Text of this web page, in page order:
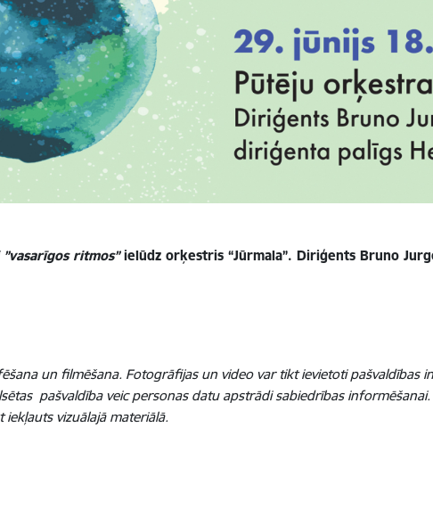
ritmos”ielūdz orķestris “Jūrmala”. Diriģents Bruno
un filmēšana. Fotogrāfijas un video var tikt ievietoti pašvaldības
pašvaldība veic personas datu apstrādi sabiedrības
vizuālajā materiālā.